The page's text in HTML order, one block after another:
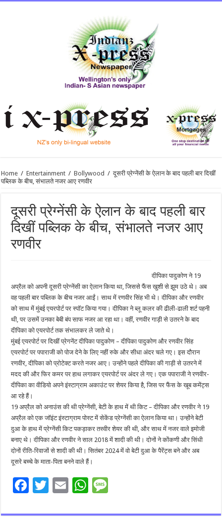
Home / Entertainment / Bollywood / दूसरी प्रेग्नेंसी के ऐलान के बाद पहली बार दिखीं
पब्लिक के बीच, संभालते नजर आए रणवीर
दूसरी प्रेग्नेंसी के ऐलान के बाद पहली बार
दिखीं पब्लिक के बीच, संभालते नजर आए
रणवीर
दीपिका पादुकोण ने 19
अप्रैल को अपनी दूसरी प्रेग्नेंसी का ऐलान किया था, जिससे फैंस खुशी से झूम उठे थे। अब
वह पहली बार पब्लिक के बीच नजर आईं। साथ में रणवीर सिंह भी थे। दीपिका और रणवीर
को साथ में मुंबई एयरपोर्ट पर स्पॉट किया गया। दीपिका ने ब्लू कलर की ढीली-ढाली शर्ट पहनी
थी, पर उसमें उनका बेबी बंप साफ नजर आ रहा था। वहीं, रणवीर गाड़ी से उतरने के बाद
दीपिका को एयरपोर्ट तक संभालकर ले जाते थे।
मुंबई एयरपोर्ट पर दिखीं प्रेगनेंट दीपिका पादुकोण – दीपिका पादुकोण और रणवीर सिंह
एयरपोर्ट पर पपाराजी को पोज देने के लिए नहीं रुके और सीधा अंदर चले गए। इस दौरान
रणवीर, दीपिका को प्रोटेक्ट करते नजर आए। उन्होंने पहले दीपिका की गाड़ी से उतरने में
मदद की और फिर कमर पर हाथ लगाकर एयरपोर्ट पर अंदर ले गए। एक पपाराजी ने रणवीर-
दीपिका का वीडियो अपने इंस्टाग्राम अकाउंट पर शेयर किया है, जिस पर फैंस के खूब कमेंट्स
आ रहे हैं।
19 अप्रैल को अनाउंस की थी प्रेग्नेंसी, बेटी के हाथ में थी किट – दीपिका और रणवीर ने 19
अप्रैल को एक जॉइंट इंस्टाग्राम पोस्ट में सेकेंड प्रेग्नेंसी का ऐलान किया था। उन्होंने बेटी
दुआ के हाथ में प्रेग्नेंसी किट पकड़ाकर तस्वीर शेयर की थी, और साथ में नजर वाले इमोजी
बनाए थे। दीपिका और रणवीर ने साल 2018 में शादी की थी। दोनों ने कोंकणी और सिंधी
दोनों रीति-रिवाजों से शादी की थी। सितंबर 2024 में वो बेटी दुआ के पैरेंट्स बने और अब
दूसरे बच्चे के माता-पिता बनने वाले हैं।
F
e
T
tt
E
ai
W
at sa